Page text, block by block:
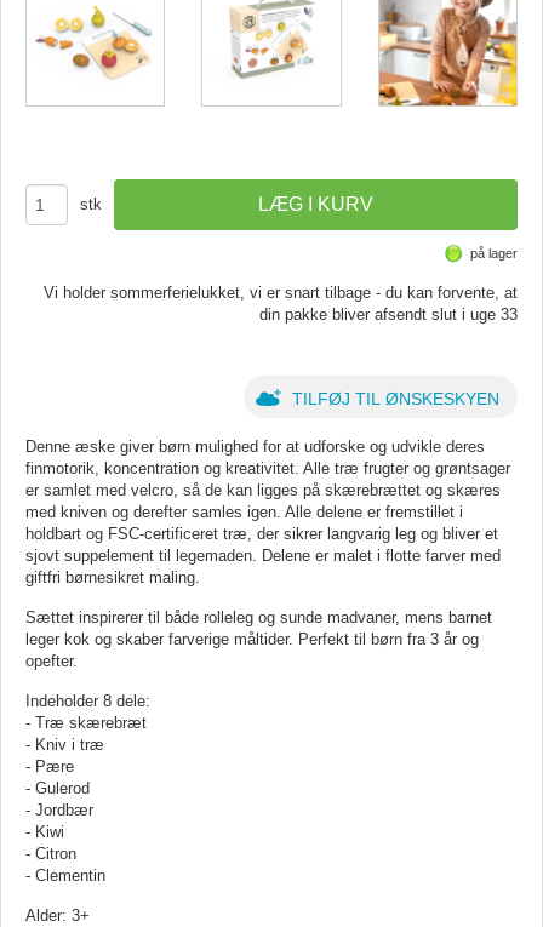
stk
på lager
Vi holder sommerferielukket, vi er snart tilbage - du kan forvente, at
din pakke bliver afsendt slut i uge 33
TILFØJ TIL ØNSKESKYEN
Denne æske giver børn mulighed for at udforske og udvikle deres
finmotorik, koncentration og kreativitet. Alle træ frugter og grøntsager
er samlet med velcro, så de kan ligges på skærebrættet og skæres
med kniven og derefter samles igen. Alle delene er fremstillet i
holdbart og FSC-certificeret træ, der sikrer langvarig leg og bliver et
sjovt suppelement til legemaden. Delene er malet i flotte farver med
giftfri børnesikret maling.
Sættet inspirerer til både rolleleg og sunde madvaner, mens barnet
leger kok og skaber farverige måltider. Perfekt til børn fra 3 år og
opefter.
Indeholder 8 dele:
- Træ skærebræt
- Kniv i træ
- Pære
- Gulerod
- Jordbær
- Kiwi
- Citron
- Clementin
Alder: 3+